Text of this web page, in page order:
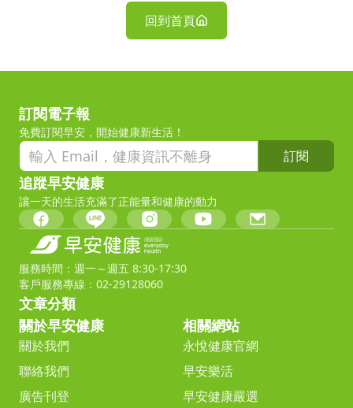
回到首頁
訂閱電子報
免費訂閱早安，開始健康新生活！
訂閱
追蹤早安健康
讓一天的生活充滿了正能量和健康的動力
服務時間：週一～週五 8:30-17:30
客戶服務專線：02-29128060
文章分類
關於早安健康
關於我們
聯絡我們
廣告刊登
相關網站
永悅健康官網
早安樂活
早安健康嚴選